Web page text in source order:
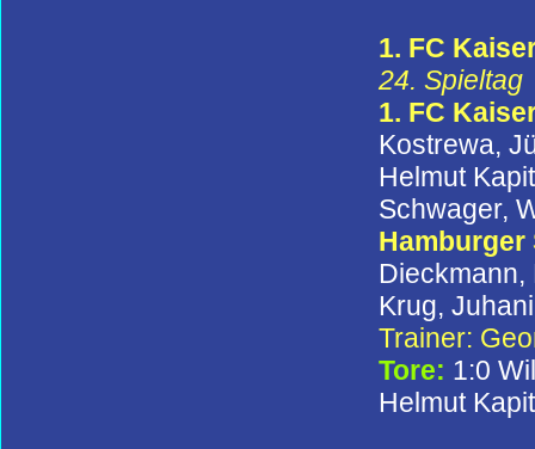
1. FC
24. Spieltag
1. FC
Kostrewa,
Helmut
Schwager,
Hamburger
Dieckmann,
Krug,
Trainer:
Tore: 1:0
Helmut